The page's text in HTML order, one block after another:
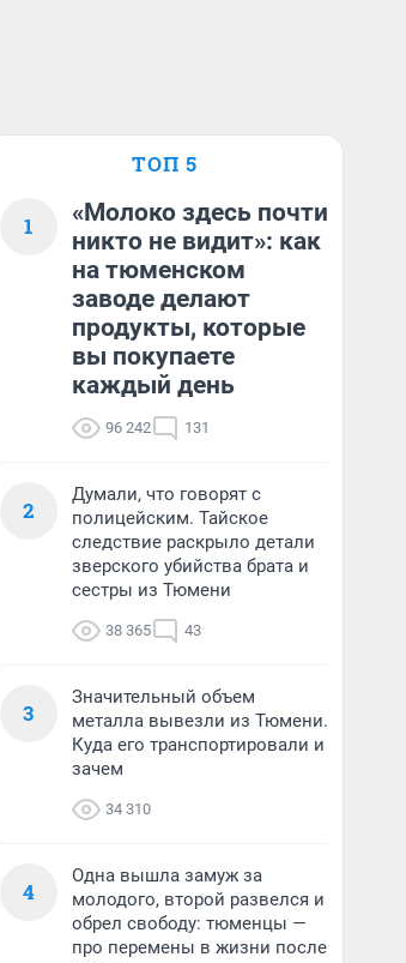
ТОП 5
1
«Молоко здесь почти
никто не видит»: как
на тюменском
заводе делают
продукты, которые
вы покупаете
каждый день
96 242 131
2
Думали, что говорят с
полицейским. Тайское
следствие раскрыло детали
зверского убийства брата и
сестры из Тюмени
38 365 43
3
Значительный объем
металла вывезли из Тюмени.
Куда его транспортировали и
зачем
34 310
4
Одна вышла замуж за
молодого, второй развелся и
обрел свободу: тюменцы —
про перемены в жизни после